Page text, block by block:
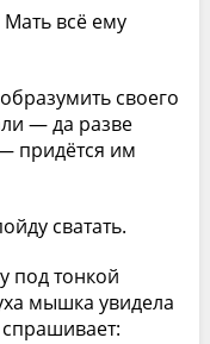
всё ему
своего
— да разве
придётся им
сватать.
под тонкой
мышка увидела